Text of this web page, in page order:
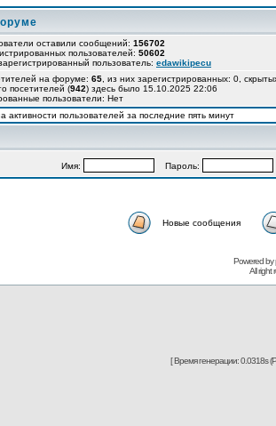
оставили сообщений: 156702
пользователей: 50602
пользователь: edawikipecu
на форуме: 65 , из них зарегистрированных: 0,
посетителей (942) здесь было 15.10.2025 22:06
пользователи: Нет
пользователей за последние пять минут
Имя: Пароль:
Новые сообщения
Powered
All right
[ Время генерации: 0.0318s